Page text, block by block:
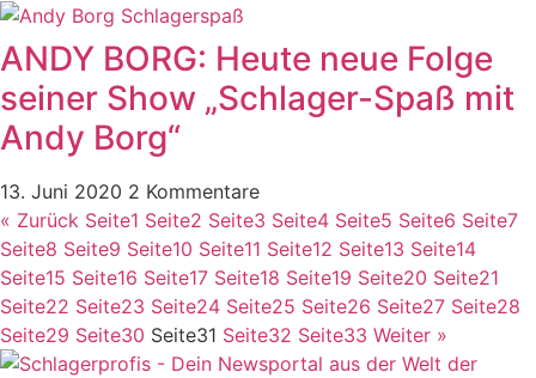
ANDY BORG: Heute neue Folge
seiner Show „Schlager-Spaß mit
Andy Borg“
13. Juni 2020 2 Kommentare
« Zurück Seite1 Seite2 Seite3 Seite4 Seite5 Seite6 Seite7
Seite8 Seite9 Seite10 Seite11 Seite12 Seite13 Seite14
Seite15 Seite16 Seite17 Seite18 Seite19 Seite20 Seite21
Seite22 Seite23 Seite24 Seite25 Seite26 Seite27 Seite28
Seite29 Seite30 Seite31 Seite32 Seite33 Weiter »